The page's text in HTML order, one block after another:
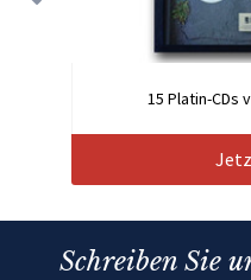
15 Platin-CDs
Schreiben Sie